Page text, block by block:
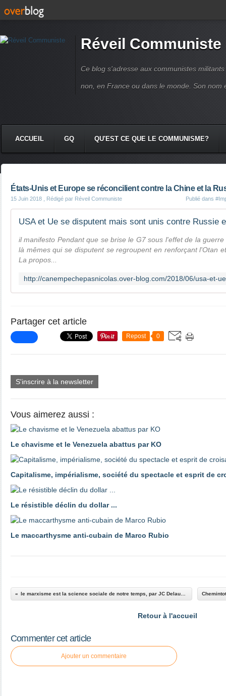
Réveil Communiste
Ce blog s'adresse aux communistes
non, en France ou dans le monde. Son nom
ACCUEIL GQ QU'EST CE QUE LE COMMUNISME?
États-Unis et Europe se réconcilient contre la Chine et la
15 Juin 2018 , Rédigé par Réveil Communiste Publié dans
il manifesto Pendant que se brise le G7 sous l'effet de la
là mêmes qui se disputent se regroupent en renforçant l'Otan
La propos...
Partager cet article
Repost 0
S'inscrire à la newsletter
Vous aimerez aussi :
Le chavisme et le Venezuela abattus par KO
Capitalisme, impérialisme, société du spectacle et esprit de
Le résistible déclin du dollar ...
Le maccarthysme anti-cubain de Marco Rubio
Retour à l'accueil
Commenter cet article
Ajouter un commentaire